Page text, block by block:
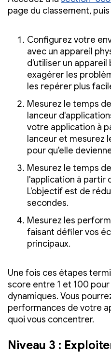
page du classement,
Configurez votre
avec un appareil
d'utiliser un appareil
exagérer les
les repérer plus
Mesurez le temps
lanceur
votre application à
lanceur et mesurez
pour qu'elle
Mesurez le temps
l'application à partir
L'objectif est de
secondes.
Mesurez les
faisant défiler vos
principaux.
Une fois ces étapes
score entre 1 et 100
dynamiques. Vous
performances de votre
quoi vous concentrer.
Niveau 3 :